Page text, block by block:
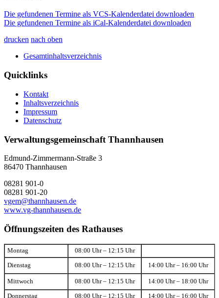
Die gefundenen Termine als VCS-Kalenderdatei downloaden
Die gefundenen Termine als iCal-Kalenderdatei downloaden
drucken nach oben
Gesamtinhaltsverzeichnis
Quicklinks
Kontakt
Inhaltsverzeichnis
Impressum
Datenschutz
Verwaltungsgemeinschaft Thannhausen
Edmund-Zimmermann-Straße 3
86470 Thannhausen
08281 901-0
08281 901-20
vgem@thannhausen.de
www.vg-thannhausen.de
Öffnungszeiten des Rathauses
Montag 08:00 Uhr – 12:15 Uhr
Dienstag 08:00 Uhr – 12:15 Uhr 14:00 Uhr – 16:00 Uhr
Mittwoch 08:00 Uhr – 12:15 Uhr 14:00 Uhr – 18:00 Uhr
Donnerstag 08:00 Uhr – 12:15 Uhr 14:00 Uhr – 16:00 Uhr